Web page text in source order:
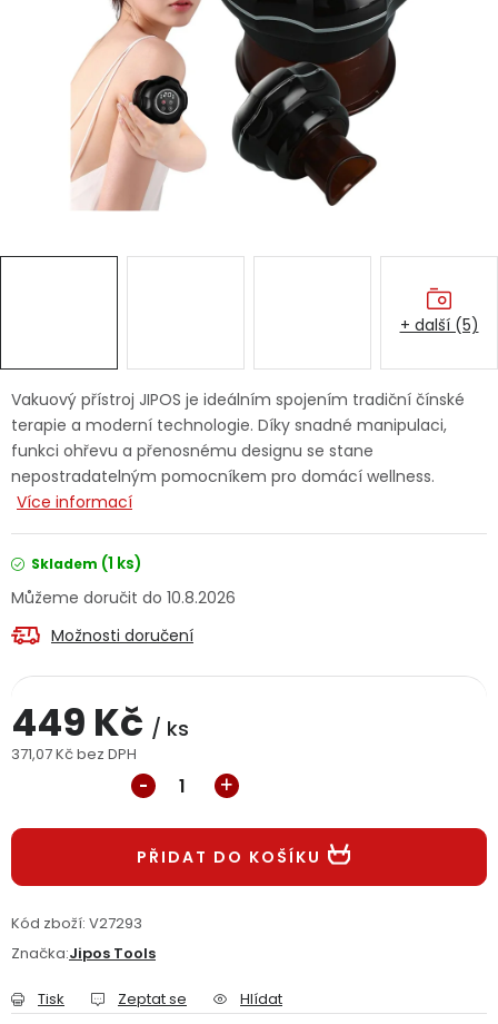
Dětská hřiště
Autodoplňky
Vánoce
Ochranné pomůcky
Značky
Servis nářadí Hodnocení obchodu
Reklamační formulář Odstoupení ve lhůtě 14 dní
Obchodní podmínky Reklamační řád
Vakuový přístroj JIPOS je ideálním spojením tradiční čínské
terapie a moderní technologie. Díky snadné manipulaci,
funkci ohřevu a přenosnému designu se stane
nepostradatelným pomocníkem pro domácí wellness.
Více informací
Skladem (1 ks)
10.8.2026
Možnosti doručení
449 Kč / ks
371,07 Kč bez DPH
PŘIDAT DO KOŠÍKU
Kód zboží: V27293
Značka:Jipos Tools
Tisk Zeptat se Hlídat
+ další (5)